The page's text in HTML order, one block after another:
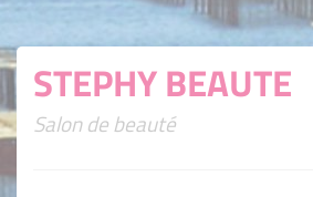
STEPHY BEAUTE
Salon de beauté